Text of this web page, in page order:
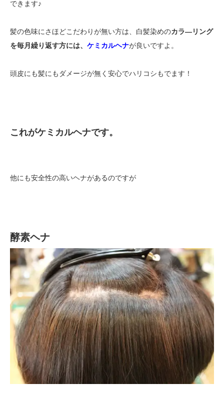
できます♪
髪の色味にさほどこだわりが無い方は、白髪染めのカラ―リング
を毎月繰り返す方には、 ケミカルヘナが良いですよ。
頭皮にも髪にもダメージが無く安心でハリコシもでます！
これがケミカルヘナです。
他にも安全性の高いヘナがあるのですが
酵素ヘナ